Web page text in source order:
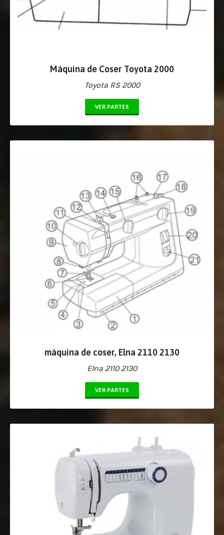
Máquina de Coser Toyota 2000
Toyota RS 2000
VER PARTES
máquina de coser, Elna 2110 2130
Elna 2110 2130
VER PARTES